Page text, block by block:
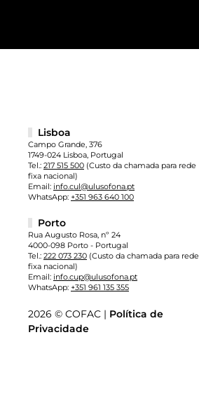
Lisboa
Campo Grande, 376
1749-024 Lisboa, Portugal
Tel.: 217 515 500 (Custo da chamada para rede
fixa nacional)
Email: info.cul@ulusofona.pt
WhatsApp: +351 963 640 100
Porto
Rua Augusto Rosa, nº 24
4000-098 Porto - Portugal
Tel.: 222 073 230 (Custo da chamada para rede
fixa nacional)
Email: info.cup@ulusofona.pt
WhatsApp: +351 961 135 355
2026 © COFAC | Política de
Privacidade